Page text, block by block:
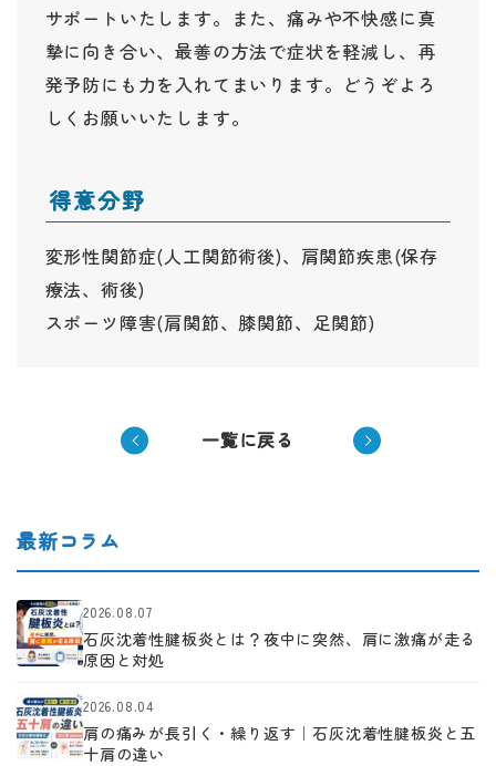
サポートいたします。また、痛みや不快感に真
摯に向き合い、最善の方法で症状を軽減し、再
発予防にも力を入れてまいります。どうぞよろ
しくお願いいたします。
得意分野
変形性関節症(人工関節術後)、肩関節疾患(保存
療法、術後)
スポーツ障害(肩関節、膝関節、足関節)
一覧に戻る
最新コラム
2026.08.07
石灰沈着性腱板炎とは？夜中に突然、肩に激痛が走る
原因と対処
2026.08.04
肩の痛みが長引く・繰り返す｜石灰沈着性腱板炎と五
十肩の違い